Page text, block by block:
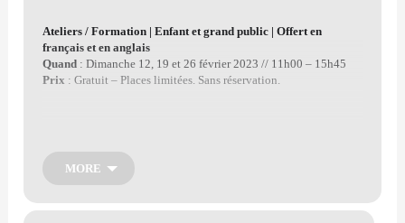
Ateliers / Formation | Enfant et grand public | Offert en
français et en anglais
Quand : Dimanche 12, 19 et 26 février 2023 // 11h00 – 15h45
Prix : Gratuit – Places limitées. Sans réservation.
Montréal.
MORE